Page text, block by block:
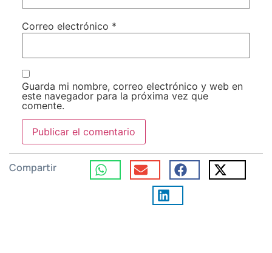
Correo electrónico *
Guarda mi nombre, correo electrónico y web en
este navegador para la próxima vez que
comente.
Compartir